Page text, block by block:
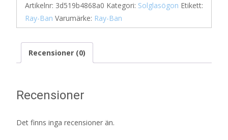
Artikelnr: 3d519b4868a0 Kategori: Solglasögon Etikett:
Ray-Ban Varumärke: Ray-Ban
Recensioner (0)
Recensioner
Det finns inga recensioner än.